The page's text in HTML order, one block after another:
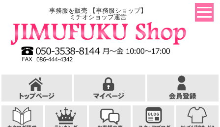
事務服を販売 【事務服ショップ】
ミチオショップ運営